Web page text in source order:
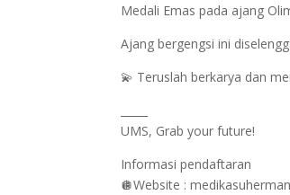
Medali Emas pada ajang
Ajang bergengsi ini
💫 Teruslah berkarya dan
UMS, Grab your future!
Informasi pendaftaran
🪩Website :